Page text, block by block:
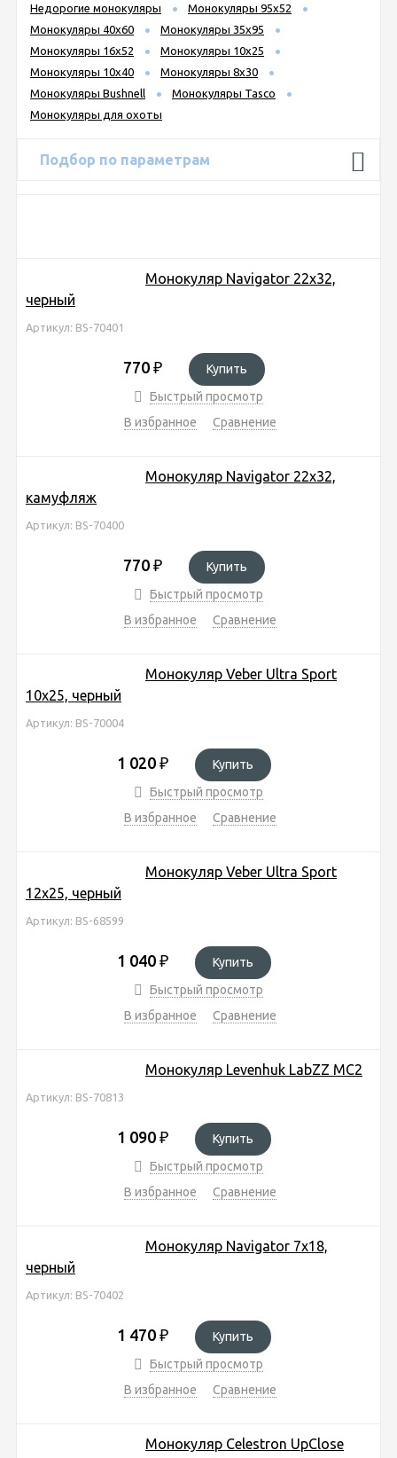
Недорогие монокуляры
Монокуляры 95х52
Монокуляры 40х60
Монокуляры 35х95
Монокуляры 16х52
Монокуляры 10x25
Монокуляры 10х40
Монокуляры 8х30
Монокуляры Bushnell
Монокуляры Tasco
Монокуляры для охоты
Подбор по параметрам
Монокуляр Navigator 22x32,
черный
Артикул: BS-70401
770 ₽
Купить
Быстрый просмотр
В избранное
Сравнение
Монокуляр Navigator 22x32,
камуфляж
Артикул: BS-70400
770 ₽
Купить
Быстрый просмотр
В избранное
Сравнение
Монокуляр Veber Ultra Sport
10x25, черный
Артикул: BS-70004
1 020 ₽
Купить
Быстрый просмотр
В избранное
Сравнение
Монокуляр Veber Ultra Sport
12x25, черный
Артикул: BS-68599
1 040 ₽
Купить
Быстрый просмотр
В избранное
Сравнение
Монокуляр Levenhuk LabZZ MC2
Артикул: BS-70813
1 090 ₽
Купить
Быстрый просмотр
В избранное
Сравнение
Монокуляр Navigator 7x18,
черный
Артикул: BS-70402
1 470 ₽
Купить
Быстрый просмотр
В избранное
Сравнение
Монокуляр Celestron UpClose